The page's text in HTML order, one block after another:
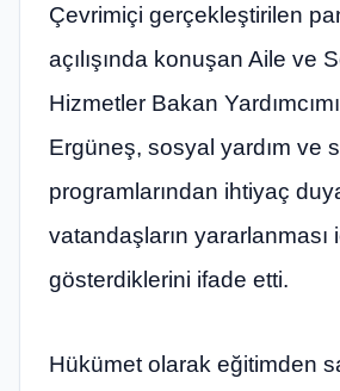
Çevrimiçi gerçekleştirilen
açılışında konuşan Aile ve
Hizmetler Bakan
Ergüneş, sosyal yardım ve
programlarından ihtiyaç
vatandaşların yararlanması
gösterdiklerini ifade etti.
Hükümet olarak eğitimden